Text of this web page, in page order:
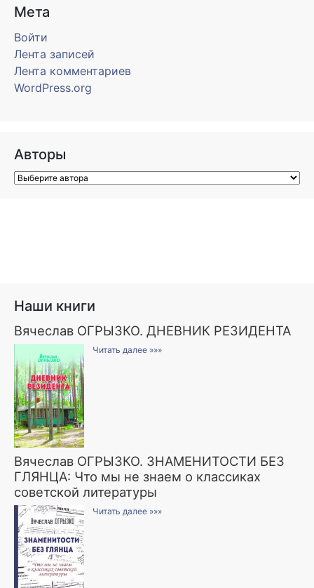
Мета
Войти
Лента записей
Лента комментариев
WordPress.org
Авторы
Наши книги
Вячеслав ОГРЫЗКО. ДНЕВНИК РЕЗИДЕНТА
Читать далее »»»
Вячеслав ОГРЫЗКО. ЗНАМЕНИТОСТИ БЕЗ
ГЛЯНЦА: Что мы не знаем о классиках
советской литературы
Читать далее »»»